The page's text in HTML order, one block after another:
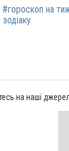
#гороскоп на
на наші